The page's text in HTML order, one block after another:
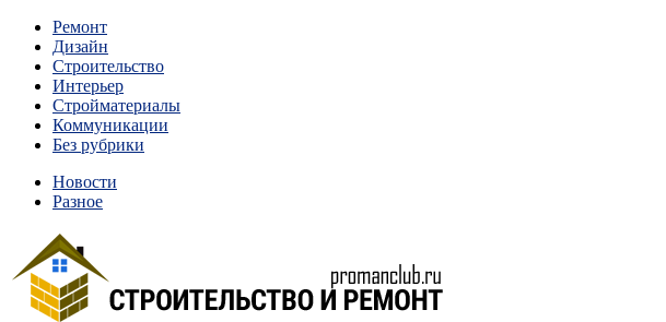
Перейти
содержимому
Ремонт
Дизайн
Строительство
Интерьер
Стройматериалы
Коммуникации
Без рубрики
Новости
Разное